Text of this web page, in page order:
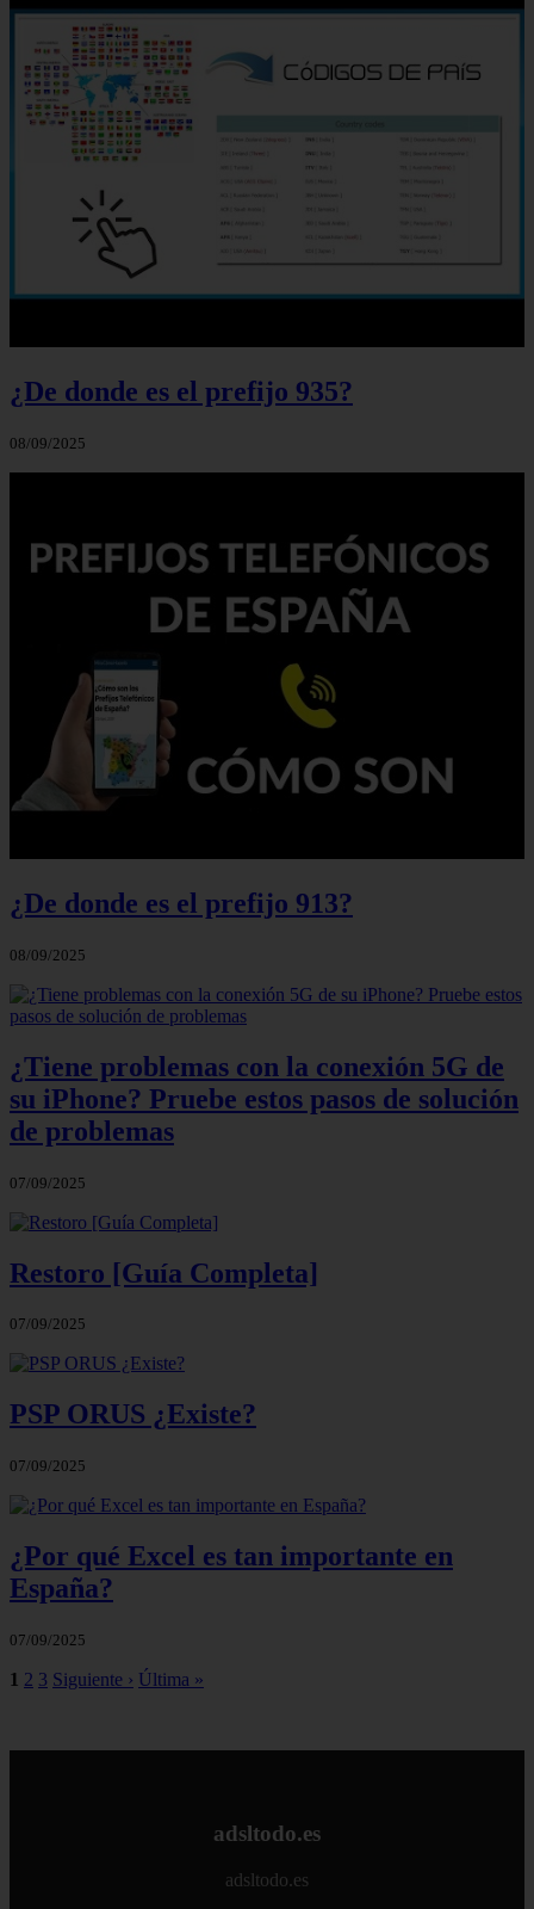
¿De donde es el prefijo 935?
08/09/2025
¿De donde es el prefijo 913?
08/09/2025
¿Tiene problemas con la conexión 5G de
su iPhone? Pruebe estos pasos de solución
de problemas
07/09/2025
Restoro [Guía Completa]
07/09/2025
PSP ORUS ¿Existe?
07/09/2025
¿Por qué Excel es tan importante en
España?
07/09/2025
1 2 3 Siguiente › Última »
adsltodo.es
adsltodo.es